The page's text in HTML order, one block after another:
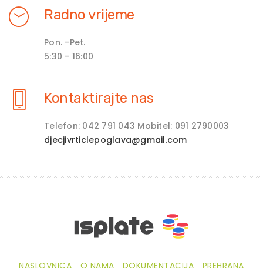
Radno vrijeme
Pon. -Pet.
5:30 - 16:00
Kontaktirajte nas
Telefon: 042 791 043 Mobitel: 091 2790003
djecjivrticlepoglava@gmail.com